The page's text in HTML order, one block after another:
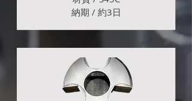
​納期 / 約3日